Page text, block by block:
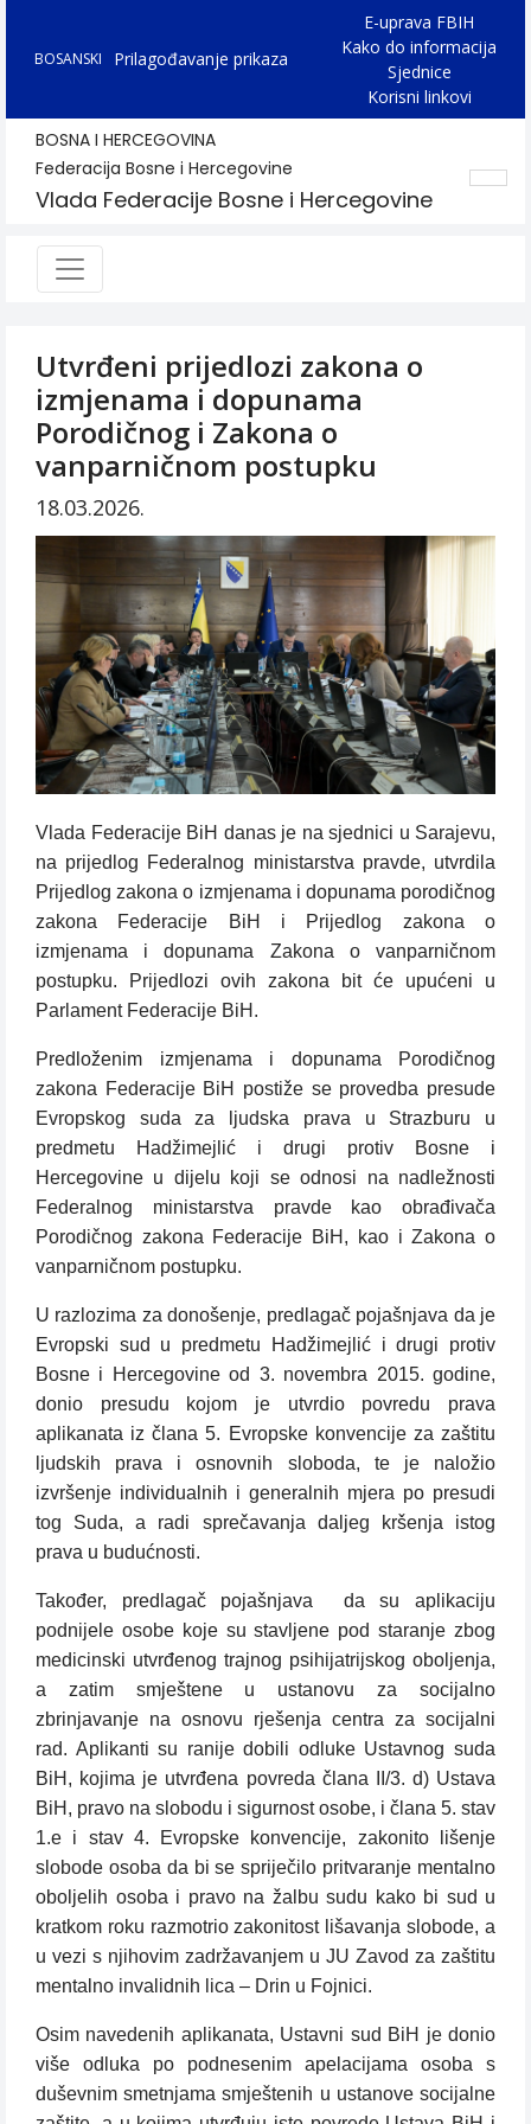
BOSANSKI Prilagođavanje prikaza
E-uprava FBIH
Kako do informacija
Sjednice
Korisni linkovi
BOSNA I HERCEGOVINA
Federacija Bosne i Hercegovine
Vlada Federacije Bosne i Hercegovine
Utvrđeni prijedlozi zakona o
izmjenama i dopunama
Porodičnog i Zakona o
vanparničnom postupku
18.03.2026.
Vlada Federacije BiH danas je na sjednici u Sarajevu,
na prijedlog Federalnog ministarstva pravde, utvrdila
Prijedlog zakona o izmjenama i dopunama porodičnog
zakona Federacije BiH i Prijedlog zakona o
izmjenama i dopunama Zakona o vanparničnom
postupku. Prijedlozi ovih zakona bit će upućeni u
Parlament Federacije BiH.
Predloženim izmjenama i dopunama Porodičnog
zakona Federacije BiH postiže se provedba presude
Evropskog suda za ljudska prava u Strazburu u
predmetu Hadžimejlić i drugi protiv Bosne i
Hercegovine u dijelu koji se odnosi na nadležnosti
Federalnog ministarstva pravde kao obrađivača
Porodičnog zakona Federacije BiH, kao i Zakona o
vanparničnom postupku.
U razlozima za donošenje, predlagač pojašnjava da je
Evropski sud u predmetu Hadžimejlić i drugi protiv
Bosne i Hercegovine od 3. novembra 2015. godine,
donio presudu kojom je utvrdio povredu prava
aplikanata iz člana 5. Evropske konvencije za zaštitu
ljudskih prava i osnovnih sloboda, te je naložio
izvršenje individualnih i generalnih mjera po presudi
tog Suda, a radi sprečavanja daljeg kršenja istog
prava u budućnosti.
Također, predlagač pojašnjava
da su aplikaciju
podnijele osobe koje su stavljene pod staranje zbog
medicinski utvrđenog trajnog psihijatrijskog oboljenja,
a zatim smještene u ustanovu za socijalno
zbrinjavanje na osnovu rješenja centra za socijalni
rad. Aplikanti su ranije dobili odluke Ustavnog suda
BiH, kojima je utvrđena povreda člana II/3. d) Ustava
BiH, pravo na slobodu i sigurnost osobe, i člana 5. stav
1.e i stav 4. Evropske konvencije, zakonito lišenje
slobode osoba da bi se spriječilo pritvaranje mentalno
oboljelih osoba i pravo na žalbu sudu kako bi sud u
kratkom roku razmotrio zakonitost lišavanja slobode, a
u vezi s njihovim zadržavanjem u JU Zavod za zaštitu
mentalno invalidnih lica – Drin u Fojnici.
Osim navedenih aplikanata, Ustavni sud BiH je donio
više odluka po podnesenim apelacijama osoba s
duševnim smetnjama smještenih u ustanove socijalne